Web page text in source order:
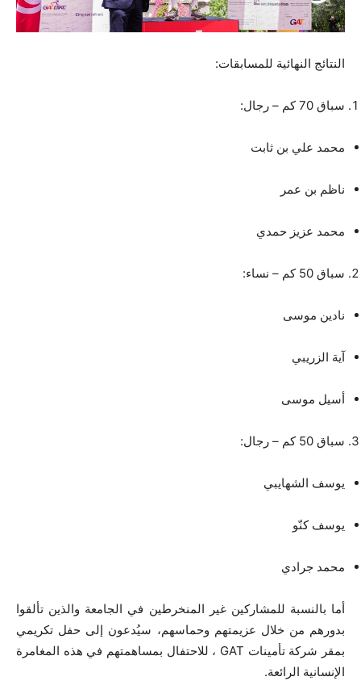
النتائج النهائية للمسابقات:
سباق 70 كم – رجال:
محمد علي بن ثابت
ناظم بن عمر
محمد عزيز حمدي
سباق 50 كم – نساء:
نادين موسى
آية الزريبي
أسيل موسى
سباق 50 كم – رجال:
يوسف الشهايبي
يوسف كنّو
محمد جرادي
أما بالنسبة للمشاركين غير المنخرطين في الجامعة والذين تألقوا
بدورهم من خلال عزيمتهم وحماسهم، سيُدعون إلى حفل تكريمي
بمقر شركة تأمينات GAT ، للاحتفال بمساهمتهم في هذه المغامرة
الإنسانية الرائعة.